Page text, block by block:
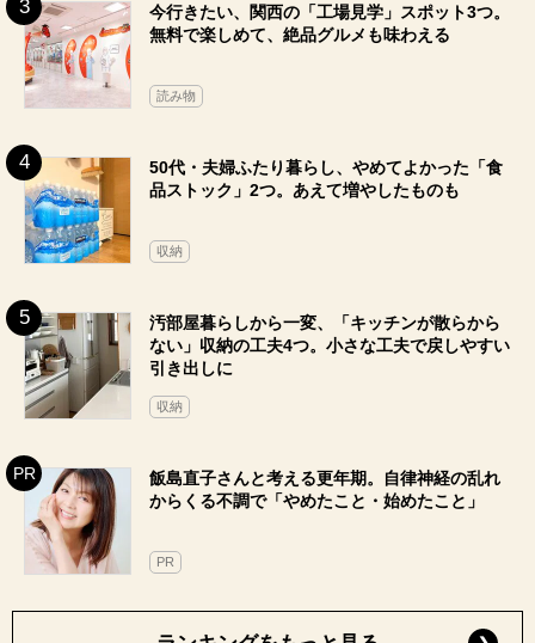
今行きたい、関西の「工場見学」スポット3つ。
無料で楽しめて、絶品グルメも味わえる
読み物
50代・夫婦ふたり暮らし、やめてよかった「食
品ストック」2つ。あえて増やしたものも
収納
汚部屋暮らしから一変、「キッチンが散らから
ない」収納の工夫4つ。小さな工夫で戻しやすい
引き出しに
収納
飯島直子さんと考える更年期。自律神経の乱れ
からくる不調で「やめたこと・始めたこと」
PR